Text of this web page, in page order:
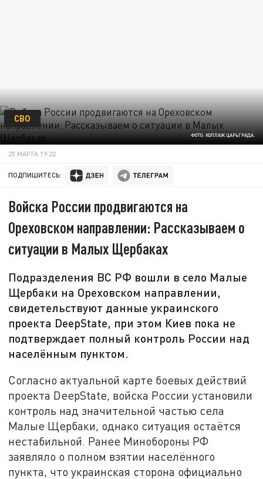
ФОТО: КОЛЛАЖ ЦАРЬГРАДА.
СВО
25 МАРТА 19:22
ПОДПИШИТЕСЬ:
Войска России продвигаются на
Ореховском направлении: Рассказываем о
ситуации в Малых Щербаках
Подразделения ВС РФ вошли в село Малые
Щербаки на Ореховском направлении,
свидетельствуют данные украинского
проекта DeepState, при этом Киев пока не
подтверждает полный контроль России над
населённым пунктом.
Согласно актуальной карте боевых действий
проекта DeepState, войска России установили
контроль над значительной частью села
Малые Щербаки, однако ситуация остаётся
нестабильной. Ранее Минобороны РФ
заявляло о полном взятии населённого
пункта, что украинская сторона официально